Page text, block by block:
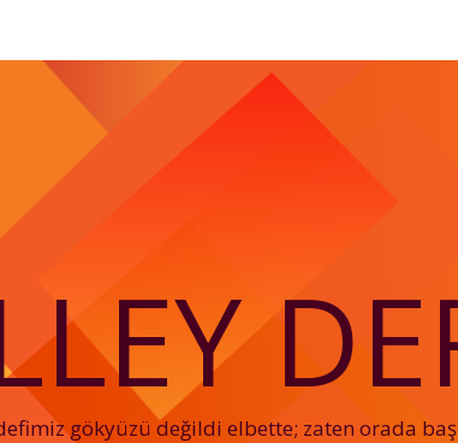
gökyüzü değildi elbette; zaten orada